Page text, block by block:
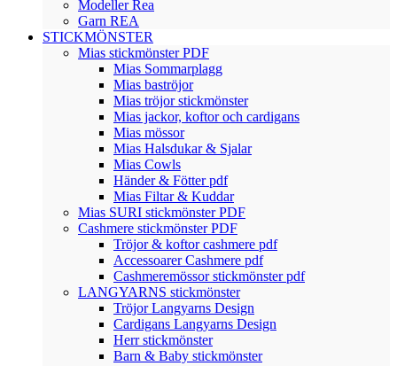
Modeller Rea
Garn REA
STICKMÖNSTER
Mias stickmönster PDF
Mias Sommarplagg
Mias baströjor
Mias tröjor stickmönster
Mias jackor, koftor och cardigans
Mias mössor
Mias Halsdukar & Sjalar
Mias Cowls
Händer & Fötter pdf
Mias Filtar & Kuddar
Mias SURI stickmönster PDF
Cashmere stickmönster PDF
Tröjor & koftor cashmere pdf
Accessoarer Cashmere pdf
Cashmeremössor stickmönster pdf
LANGYARNS stickmönster
Tröjor Langyarns Design
Cardigans Langyarns Design
Herr stickmönster
Barn & Baby stickmönster